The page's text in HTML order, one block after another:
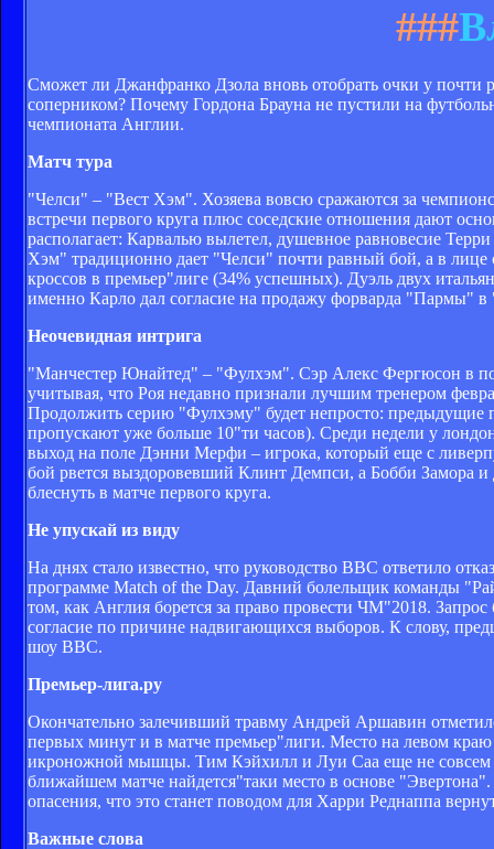
###
Сможет ли Джанфранко Дзола вновь отобрать очки у
соперником? Почему Гордона Брауна не пустили на
чемпионата Англии.
Матч тура
"Челси" – "Вест Хэм". Хозяева вовсю сражаются за
встречи первого круга плюс соседские отношения дают
располагает: Карвалью вылетел, душевное равновесие
Хэм" традиционно дает "Челси" почти равный бой, а в
кроссов в премьер"лиге (34% успешных). Дуэль двух
именно Карло дал согласие на продажу форварда "Пармы"
Неочевидная интрига
"Манчестер Юнайтед" – "Фулхэм". Сэр Алекс Фергюсон в
учитывая, что Роя недавно признали лучшим тренером
Продолжить серию "Фулхэму" будет непросто: предыдущие
пропускают уже больше 10"ти часов). Среди недели у
выход на поле Дэнни Мерфи – игрока, который еще с
бой рвется выздоровевший Клинт Демпси, а Бобби Замора
блеснуть в матче первого круга.
Не упускай из виду
На днях стало известно, что руководство BBC ответило
программе Match of the Day. Давний болельщик команды
том, как Англия борется за право провести ЧМ"2018.
согласие по причине надвигающихся выборов. К слову,
шоу BBC.
Премьер-лига.ру
Окончательно залечивший травму Андрей Аршавин
первых минут и в матче премьер"лиги. Место на левом
икроножной мышцы. Тим Кэйхилл и Луи Саа еще не совсем
ближайшем матче найдется"таки место в основе
опасения, что это станет поводом для Харри Реднаппа
Важные слова